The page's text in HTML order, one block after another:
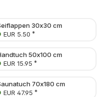
30x30 cm
EUR 5.50 *
50x100 cm
EUR 15.95 *
70x180 cm
EUR 47.95 *